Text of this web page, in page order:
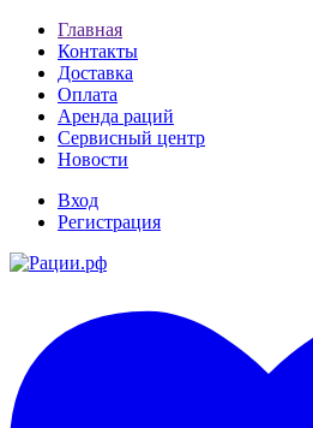
Главная
Контакты
Доставка
Оплата
Аренда раций
Сервисный центр
Новости
Вход
Регистрация